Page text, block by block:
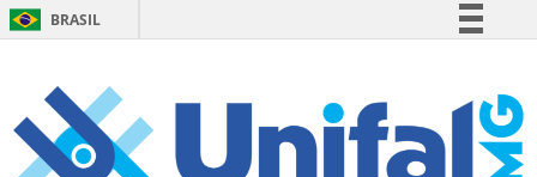
BRASIL
Participe
Acesso à informação